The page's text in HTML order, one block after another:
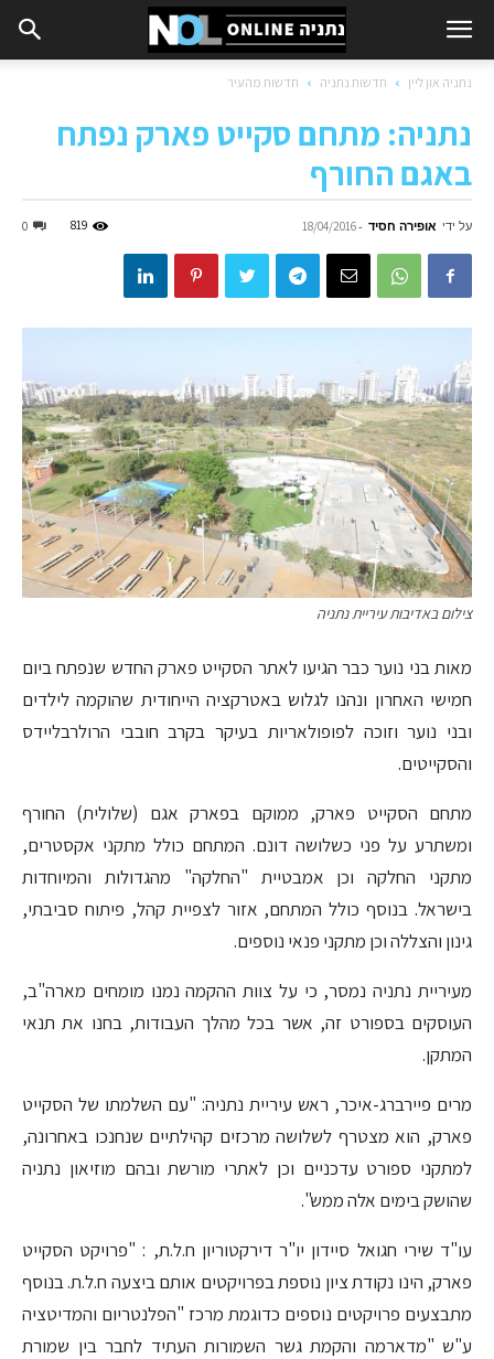
נתניה און ליין חדשות נתניה חדשות מהעיר
נתניה: מתחם סקייט פארק נפתח
באגם החורף
על ידי אופירה חסיד -
18/04/2016
0 819
צילום באדיבות עיריית נתניה
מאות בני נוער כבר הגיעו לאתר הסקייט פארק החדש שנפתח ביום
חמישי האחרון ונהנו לגלוש באטרקציה הייחודית שהוקמה לילדים
ובני נוער וזוכה לפופולאריות בעיקר בקרב חובבי הרולרבליידס
והסקייטים.
מתחם הסקייט פארק, ממוקם בפארק אגם (שלולית) החורף
ומשתרע על פני כשלושה דונם. המתחם כולל מתקני אקסטרים,
מתקני החלקה וכן אמבטיית "החלקה" מהגדולות והמיוחדות
בישראל. בנוסף כולל המתחם, אזור לצפיית קהל, פיתוח סביבתי,
גינון והצללה וכן מתקני פנאי נוספים.
מעיריית נתניה נמסר, כי על צוות ההקמה נמנו מומחים מארה"ב,
העוסקים בספורט זה, אשר בכל מהלך העבודות, בחנו את תנאי
המתקן.
מרים פיירברג-איכר, ראש עיריית נתניה: "עם השלמתו של הסקייט
פארק, הוא מצטרף לשלושה מרכזים קהילתיים שנחנכו באחרונה,
למתקני ספורט עדכניים וכן לאתרי מורשת ובהם מוזיאון נתניה
שהושק בימים אלה ממש".
עו"ד שירי חגואל סיידון יו"ר דירקטוריון ח.ל.ת, : "פרויקט הסקייט
פארק, הינו נקודת ציון נוספת בפרויקטים אותם ביצעה ח.ל.ת. בנוסף
מתבצעים פרויקטים נוספים כדוגמת מרכז "הפלנטריום והמדיטציה
ע"ש "מדארמה והקמת גשר השמורות העתיד לחבר בין שמורת